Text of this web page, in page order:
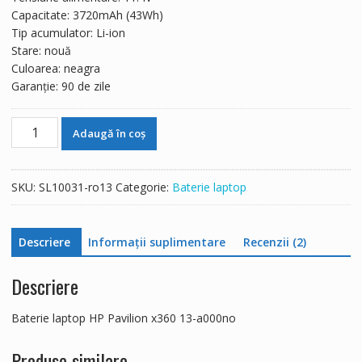
270 lei.
Capacitate: 3720mAh (43Wh)
Tip acumulator: Li-ion
Stare: nouă
Culoarea: neagra
Garanție: 90 de zile
Cantitate
Pavilion
13-
a000no
Adaugă în coș
SKU: SL10031-ro13 Categorie: Baterie laptop
Descriere Informații suplimentare Recenzii (2)
Descriere
Baterie laptop HP Pavilion x360 13-a000no